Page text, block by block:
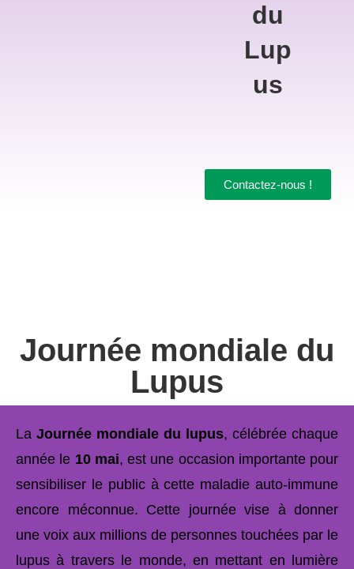
du
Lup
us
Contactez-nous !
Journée mondiale du
Lupus
La Journée mondiale du lupus, célébrée chaque
année le 10 mai, est une occasion importante pour
sensibiliser le public à cette maladie auto-immune
encore méconnue. Cette journée vise à donner
une voix aux millions de personnes touchées par le
lupus à travers le monde, en mettant en lumière